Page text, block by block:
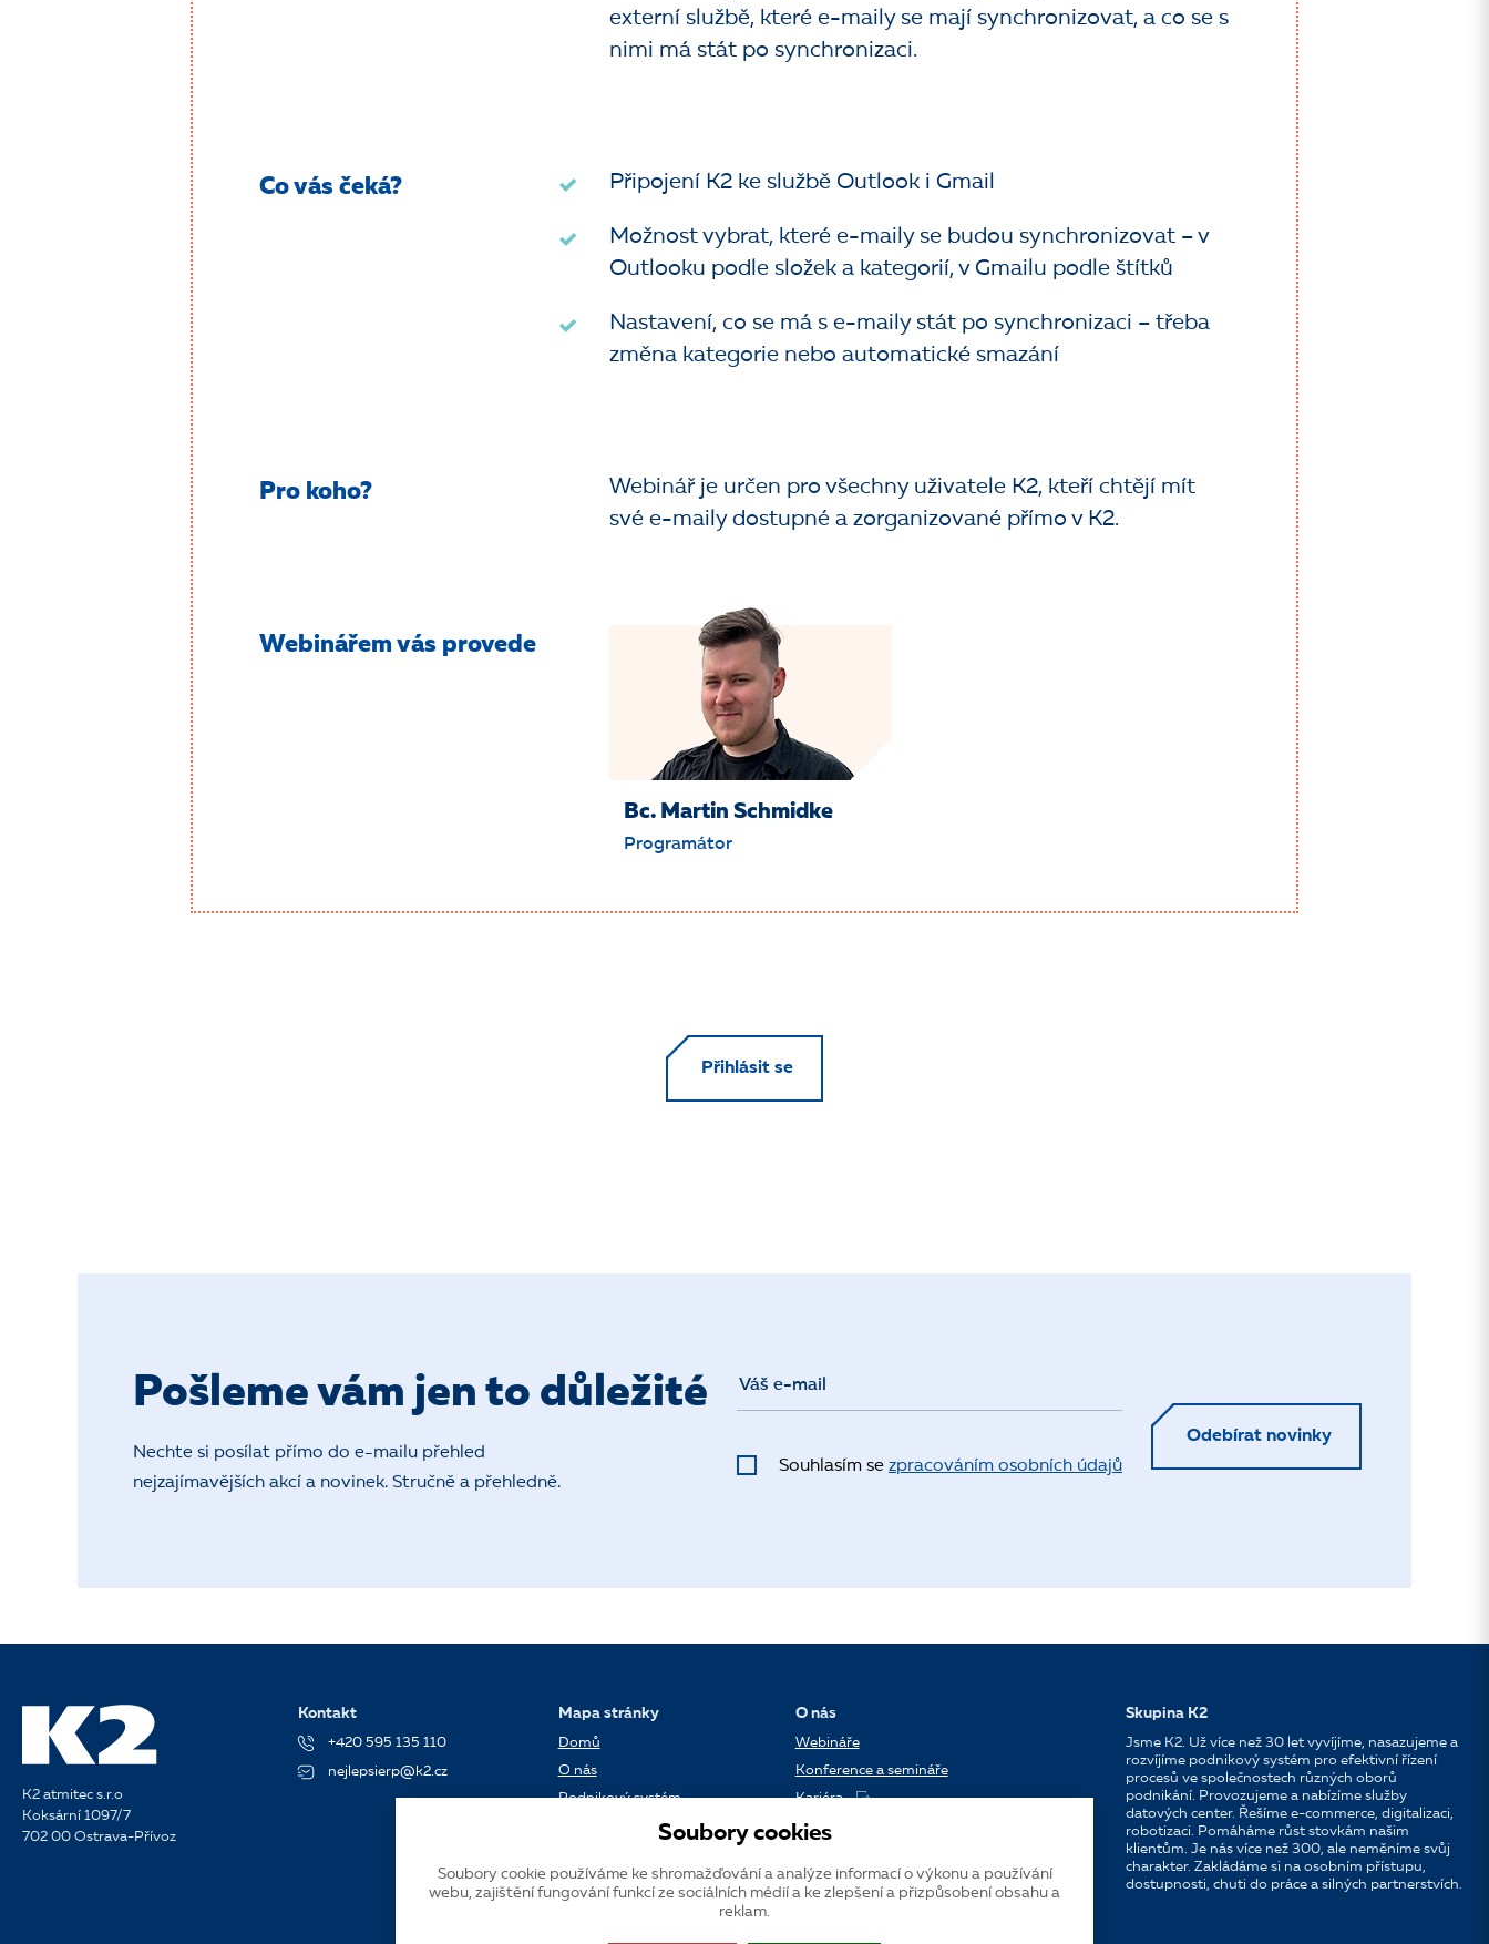
externí službě, které e-maily se mají synchronizovat, a co se s
nimi má stát po synchronizaci.
Co vás čeká? Připojení K2 ke službě Outlook i Gmail
Možnost vybrat, které e-maily se budou synchronizovat – v
Outlooku podle složek a kategorií, v Gmailu podle štítků
Nastavení, co se má s e-maily stát po synchronizaci – třeba
změna kategorie nebo automatické smazání
Pro koho?
Webinář je určen pro všechny uživatele K2, kteří chtějí mít
své e-maily dostupné a zorganizované přímo v K2.
Webinářem vás provede
Bc. Martin Schmidke
Programátor
Přihlásit se
Pošleme vám jen to důležité
Nechte si posílat přímo do e-mailu přehled
nejzajímavějších akcí a novinek. Stručně a přehledně.
Souhlasím se zpracováním osobních údajů
Odebírat novinky
K2 atmitec s.r.o
Koksární 1097/7
702 00 Ostrava-Přívoz
Kontakt
+420 595 135 110
nejlepsierp@k2.cz
Mapa stránky
Domů
O nás
Podnikový systém
Verze systému K2
O nás
Webináře
Konference a semináře
Kariéra
Kontakt
Skupina K2
Jsme K2. Už více než 30 let vyvíjíme, nasazujeme a
rozvíjíme podnikový systém pro efektivní řízení
procesů ve společnostech různých oborů
podnikání. Provozujeme a nabízíme služby
datových center. Řešíme e-commerce, digitalizaci,
robotizaci. Pomáháme růst stovkám našim
klientům. Je nás více než 300, ale neměníme svůj
charakter. Zakládáme si na osobním přístupu,
dostupnosti, chuti do práce a silných partnerstvích.
Soubory cookies
Soubory cookie používáme ke shromažďování a analýze informací o výkonu a používání
webu, zajištění fungování funkcí ze sociálních médií a ke zlepšení a přizpůsobení obsahu a
reklam.